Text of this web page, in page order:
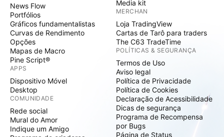
News Flow
Portfólios
Gráficos fundamentalistas
Curvas de Rendimento
Opções
Mapas de Macro
Pine Script®
APPS
Dispositivo Móvel
Desktop
COMUNIDADE
Rede social
Mural do Amor
Indique um Amigo
Media kit
MERCHAN
Loja TradingView
Cartas de Tarô para traders
The C63 TradeTime
POLÍTICAS & SEGURANÇA
Termos de Uso
Aviso legal
Política de Privacidade
Política de Cookies
Declaração de Acessibilidade
Dicas de segurança
Programa de Recompensa
por Bugs
Página de Status